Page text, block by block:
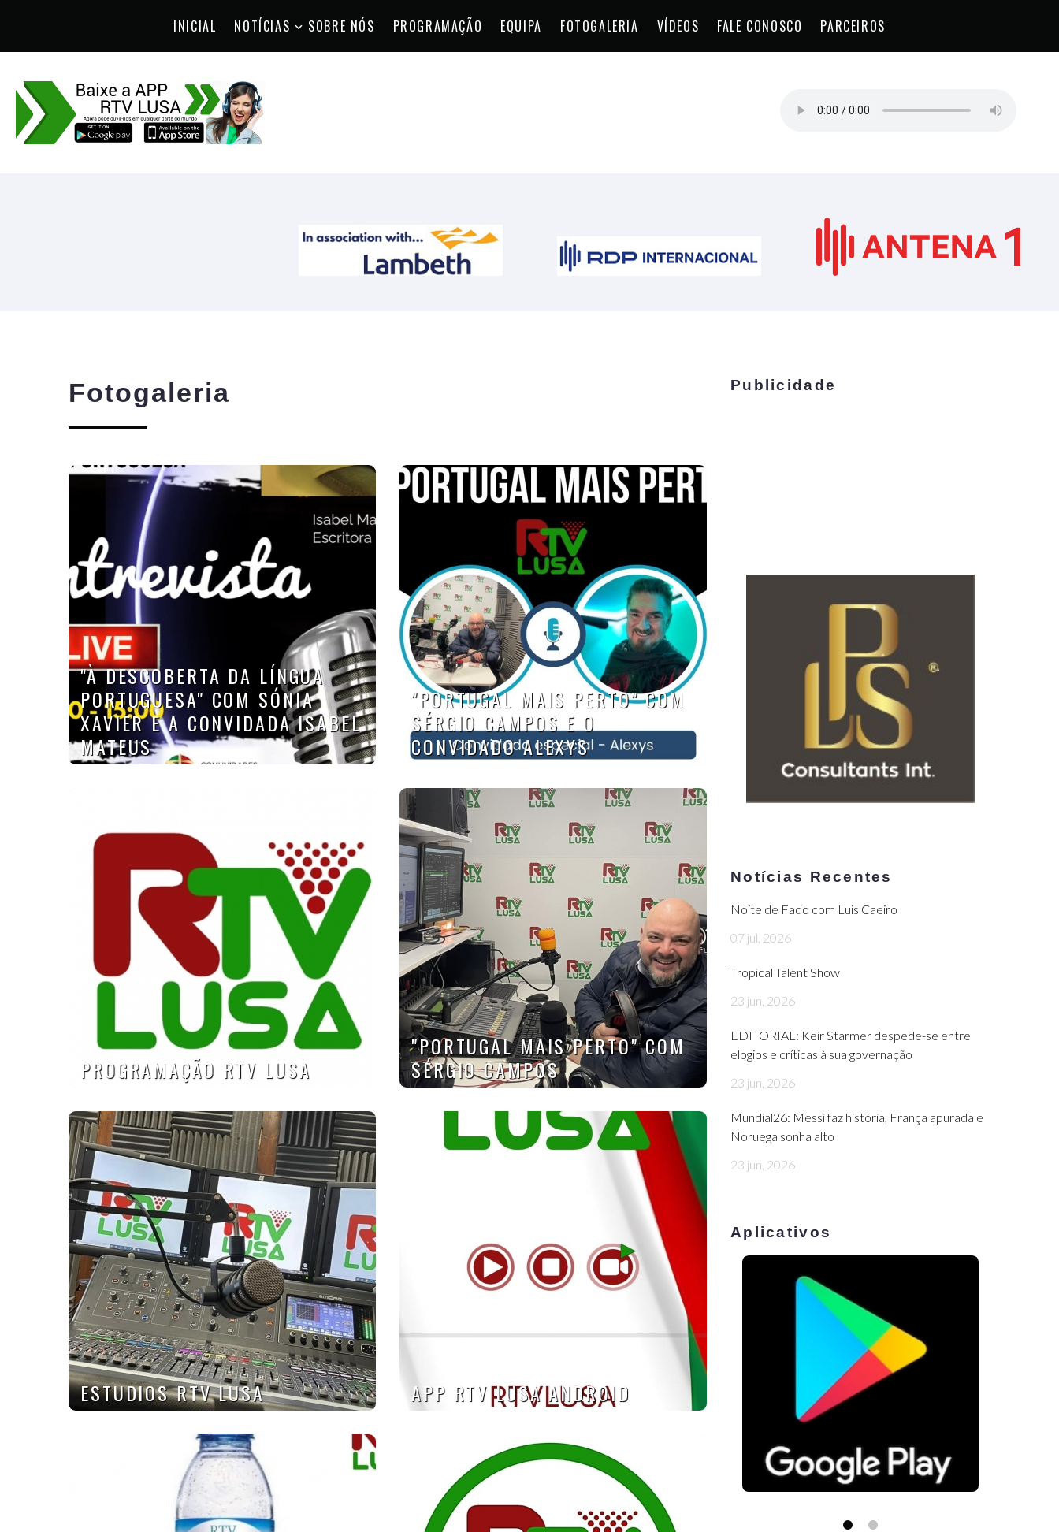
INICIAL NOTÍCIAS SOBRE NÓS PROGRAMAÇÃO EQUIPA FOTOGALERIA VÍDEOS FALE CONOSCO PARCEIROS
Fotogaleria
"À DESCOBERTA DA LÍNGUA
PORTUGUESA" COM SÓNIA
XAVIER E A CONVIDADA ISABEL
MATEUS
"PORTUGAL MAIS PERTO" COM
SÉRGIO CAMPOS E O
CONVIDADO ALEXYS
PROGRAMAÇÃO RTV LUSA
"PORTUGAL MAIS PERTO" COM
SÉRGIO CAMPOS
ESTUDIOS RTV LUSA APP RTV LUSA ANDROID
Publicidade
Notícias Recentes
Noite de Fado com Luis Caeiro
07 jul, 2026
Tropical Talent Show
23 jun, 2026
EDITORIAL: Keir Starmer despede-se entre
elogios e críticas à sua governação
23 jun, 2026
Mundial26: Messi faz história, França apurada e
Noruega sonha alto
23 jun, 2026
Aplicativos